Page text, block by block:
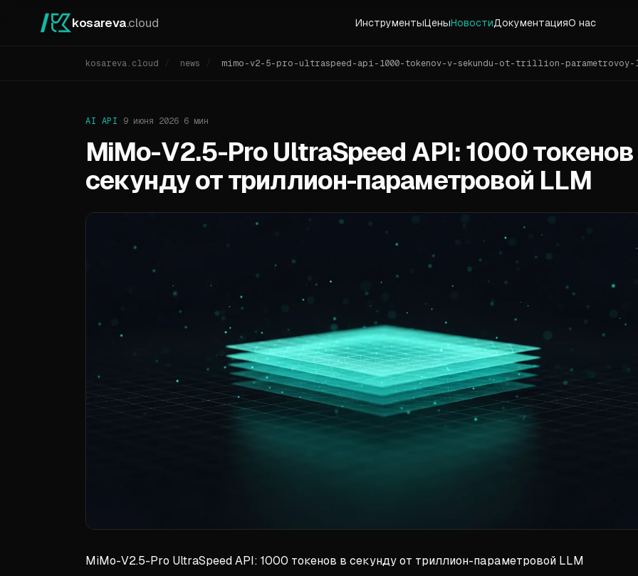
kosareva.cloud ИнструментыЦеныНовостиДокументацияО нас
kosareva.cloud / news / mimo-v2-5-pro-ultraspeed-api-1000-tokenov-v-sekundu-ot-trillion-
AI API 9 июня 2026· 6 мин
MiMo-V2.5-Pro UltraSpeed API: 1000 токенов
секунду от триллион-параметровой LLM
MiMo-V2.5-Pro UltraSpeed API: 1000 токенов в секунду от триллион-параметровой LLM